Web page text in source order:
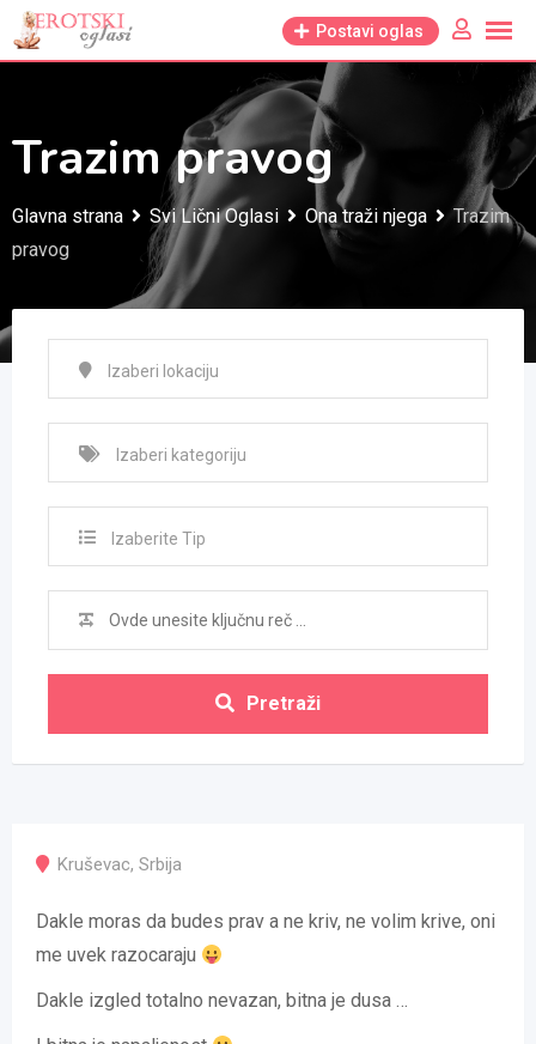
Skip
to
Postavi oglas
Trazim pravog
Glavna strana Svi Lični Oglasi Ona traži njega
Trazim
pravog
Izaberite Tip
Pretraži
Kruševac, Srbija
Dakle moras da budes prav a ne kriv, ne volim krive, oni
me uvek razocaraju
Dakle izgled totalno nevazan, bitna je dusa …